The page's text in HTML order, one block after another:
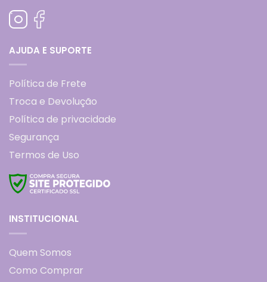
AJUDA E SUPORTE
Política de Frete
Troca e Devolução
Política de privacidade
Segurança
Termos de Uso
INSTITUCIONAL
Quem Somos
Como Comprar